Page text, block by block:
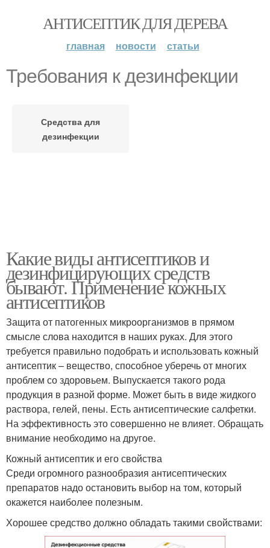
АНТИСЕПТИК ДЛЯ ДЕРЕВА
главная новости статьи
Требования к дезинфекции
Средства для
дезинфекции
Какие виды антисептиков и
дезинфицирующих средств
бывают. Применение кожных
антисептиков
Защита от патогенных микроорганизмов в прямом
смысле слова находится в наших руках. Для этого
требуется правильно подобрать и использовать кожный
антисептик – вещество, способное уберечь от многих
проблем со здоровьем. Выпускается такого рода
продукция в разной форме. Может быть в виде жидкого
раствора, гелей, пены. Есть антисептические салфетки.
На эффективность это совершенно не влияет. Обращать
внимание необходимо на другое.
Кожный антисептик и его свойства
Среди огромного разнообразия антисептических
препаратов надо остановить выбор на том, который
окажется наиболее полезным.
Хорошее средство должно обладать такими свойствами: